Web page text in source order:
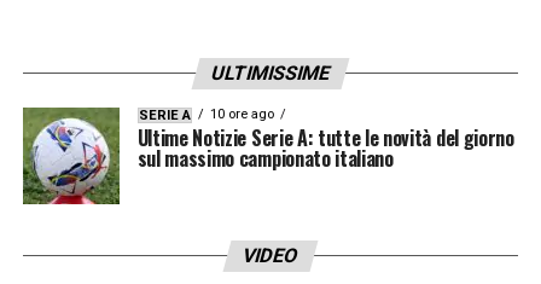
soprattutto un particolare: il fatto che fosse
un tiro diretto in porta non conta nulla sulla
punibilità o meno, in questa circostanza non
c’è punibilità». Decisione quindi corretta:
niente rigore per l’
Moviola Lazio Inter, rosso corretto
ULTIMISSIME
SERIE A 10 ore ago
Ultime Notizie Serie A: tutte le novità del giorno
sul massimo campionato italiano
VIDEO